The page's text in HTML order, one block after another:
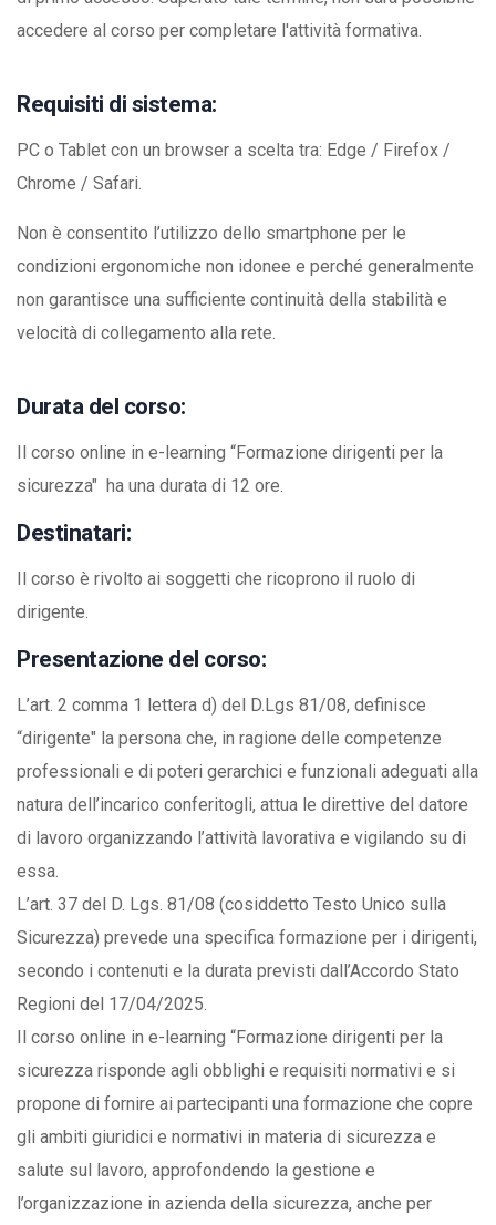
accedere al corso per completare l'attività formativa.
Requisiti di sistema:
PC o Tablet con un browser a scelta tra: Edge / Firefox /
Chrome / Safari.
Non è consentito l’utilizzo dello smartphone per le
condizioni ergonomiche non idonee e perché generalmente
non garantisce una sufficiente continuità della stabilità e
velocità di collegamento alla rete.
Durata del corso:
Il corso online in e-learning “Formazione dirigenti per la
sicurezza" ha una durata di 12 ore.
Destinatari:
Il corso è rivolto ai soggetti che ricoprono il ruolo di
dirigente.
Presentazione del corso:
L’art. 2 comma 1 lettera d) del D.Lgs 81/08, definisce
“dirigente" la persona che, in ragione delle competenze
professionali e di poteri gerarchici e funzionali adeguati alla
natura dell’incarico conferitogli, attua le direttive del datore
di lavoro organizzando l’attività lavorativa e vigilando su di
essa.
L’art. 37 del D. Lgs. 81/08 (cosiddetto Testo Unico sulla
Sicurezza) prevede una specifica formazione per i dirigenti,
secondo i contenuti e la durata previsti dall’Accordo Stato
Regioni del 17/04/2025.
Il corso online in e-learning “Formazione dirigenti per la
sicurezza risponde agli obblighi e requisiti normativi e si
propone di fornire ai partecipanti una formazione che copre
gli ambiti giuridici e normativi in materia di sicurezza e
salute sul lavoro, approfondendo la gestione e
l’organizzazione in azienda della sicurezza, anche per